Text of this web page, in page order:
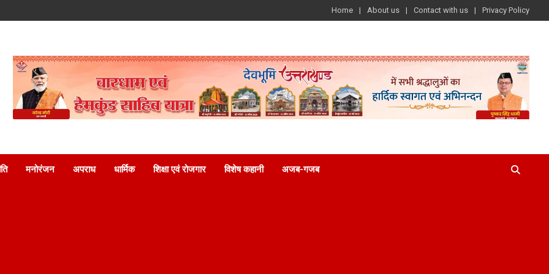
Home About us Contact with us Privacy Policy
मनोरंजन अपराध धार्मिक शिक्षा एवं रोजगार विशेष कहानी अजब-गजब